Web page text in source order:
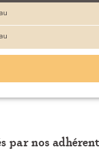
par nos